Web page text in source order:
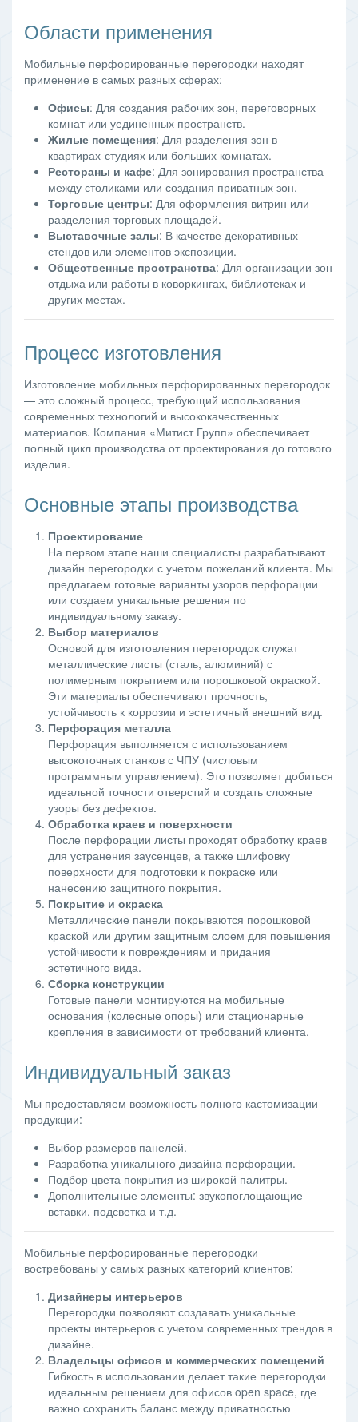
Области применения
Мобильные перфорированные перегородки находят
применение в самых разных сферах:
Офисы: Для создания рабочих зон, переговорных
комнат или уединенных пространств.
Жилые помещения: Для разделения зон в
квартирах-студиях или больших комнатах.
Рестораны и кафе: Для зонирования пространства
между столиками или создания приватных зон.
Торговые центры: Для оформления витрин или
разделения торговых площадей.
Выставочные залы: В качестве декоративных
стендов или элементов экспозиции.
Общественные пространства: Для организации зон
отдыха или работы в коворкингах, библиотеках и
других местах.
Процесс изготовления
Изготовление мобильных перфорированных перегородок
— это сложный процесс, требующий использования
современных технологий и высококачественных
материалов. Компания «Митист Групп» обеспечивает
полный цикл производства от проектирования до готового
изделия.
Основные этапы производства
Проектирование
На первом этапе наши специалисты разрабатывают
дизайн перегородки с учетом пожеланий клиента. Мы
предлагаем готовые варианты узоров перфорации
или создаем уникальные решения по
индивидуальному заказу.
Выбор материалов
Основой для изготовления перегородок служат
металлические листы (сталь, алюминий) с
полимерным покрытием или порошковой окраской.
Эти материалы обеспечивают прочность,
устойчивость к коррозии и эстетичный внешний вид.
Перфорация металла
Перфорация выполняется с использованием
высокоточных станков с ЧПУ (числовым
программным управлением). Это позволяет добиться
идеальной точности отверстий и создать сложные
узоры без дефектов.
Обработка краев и поверхности
После перфорации листы проходят обработку краев
для устранения заусенцев, а также шлифовку
поверхности для подготовки к покраске или
нанесению защитного покрытия.
Покрытие и окраска
Металлические панели покрываются порошковой
краской или другим защитным слоем для повышения
устойчивости к повреждениям и придания
эстетичного вида.
Сборка конструкции
Готовые панели монтируются на мобильные
основания (колесные опоры) или стационарные
крепления в зависимости от требований клиента.
Индивидуальный заказ
Мы предоставляем возможность полного кастомизации
продукции:
Выбор размеров панелей.
Разработка уникального дизайна перфорации.
Подбор цвета покрытия из широкой палитры.
Дополнительные элементы: звукопоглощающие
вставки, подсветка и т.д.
Мобильные перфорированные перегородки
востребованы у самых разных категорий клиентов:
Дизайнеры интерьеров
Перегородки позволяют создавать уникальные
проекты интерьеров с учетом современных трендов в
дизайне.
Владельцы офисов и коммерческих помещений
Гибкость в использовании делает такие перегородки
идеальным решением для офисов open space, где
важно сохранить баланс между приватностью